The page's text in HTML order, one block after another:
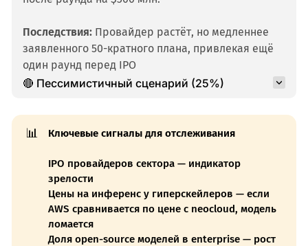
Последствия:Провайдер растёт, но медленнее
заявленного 50-кратного плана, привлекая ещё
один раунд перед IPO
🔴 Пессимистичный сценарий (25%)
📊 Ключевые сигналы для отслеживания
IPO провайдеров сектора — индикатор
зрелости
Цены на инференс у гиперскейлеров — если
AWS сравнивается по цене с neocloud, модель
ломается
Доля open-source моделей в enterprise — рост